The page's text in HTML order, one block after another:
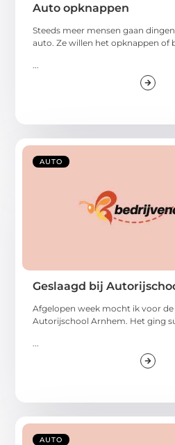
Auto opknappen
Steeds meer mensen gaan
auto. Ze willen het opknappen of
...
AUTO
Geslaagd bij
Afgelopen week mocht ik voor
Autorijschool Arnhem. Het ging
...
AUTO